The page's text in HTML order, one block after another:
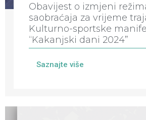
Obavijest o izmjeni
saobraćaja za vrijeme
Kulturno-sportske
“Kakanjski dani 2024”
Saznajte više